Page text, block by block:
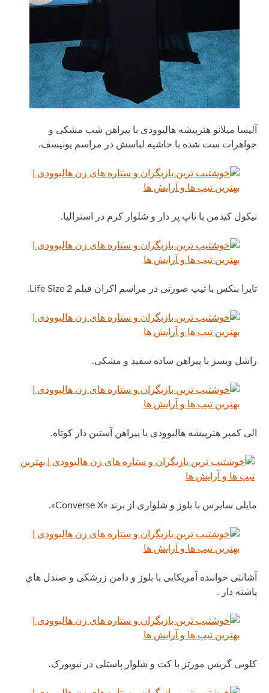
آلیسا میلانو هنرپیشه هالیوودی با پیراهن شب مشکی و
جواهرات ست شده با حاشیه لباسش در مراسم یونیسف.
نیکول کیدمن با تاپ پر دار و شلوار کرم در استرالیا.
تایرا بنکس با تیپ صورتی در مراسم اکران فیلم Life Size 2.
راشل ویسز با پیراهن ساده سفید و مشکی.
الی کمپر هنرپیشه هالیوودی با پیراهن آستین دار کوتاه.
مایلی سایرس با بلوز و شلواری از برند «Converse X».
آشانتی خواننده آمریکایی با بلوز و دامن زرشکی و صندل هاي
پاشنه دار .
کلویی گریس مورتز با کت و شلوار پاستلی در نیویورک.